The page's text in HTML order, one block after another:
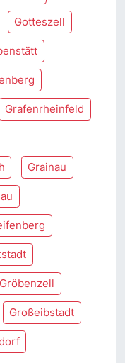
Gotteszell
Grafenrheinfeld
Grainau
Gröbenzell
Großeibstadt